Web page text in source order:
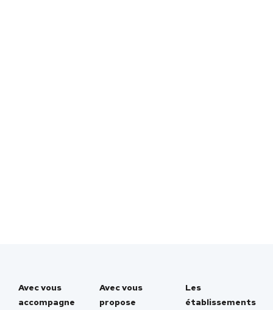
Avec vous
accompagne
Avec vous
propose
Les
établissements